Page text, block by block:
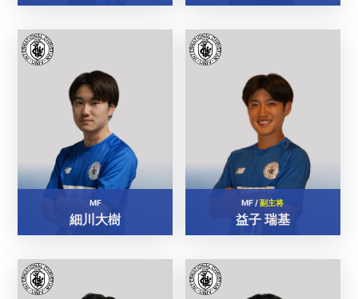
MF
細川大樹
MF /副主将
益子 瑞基